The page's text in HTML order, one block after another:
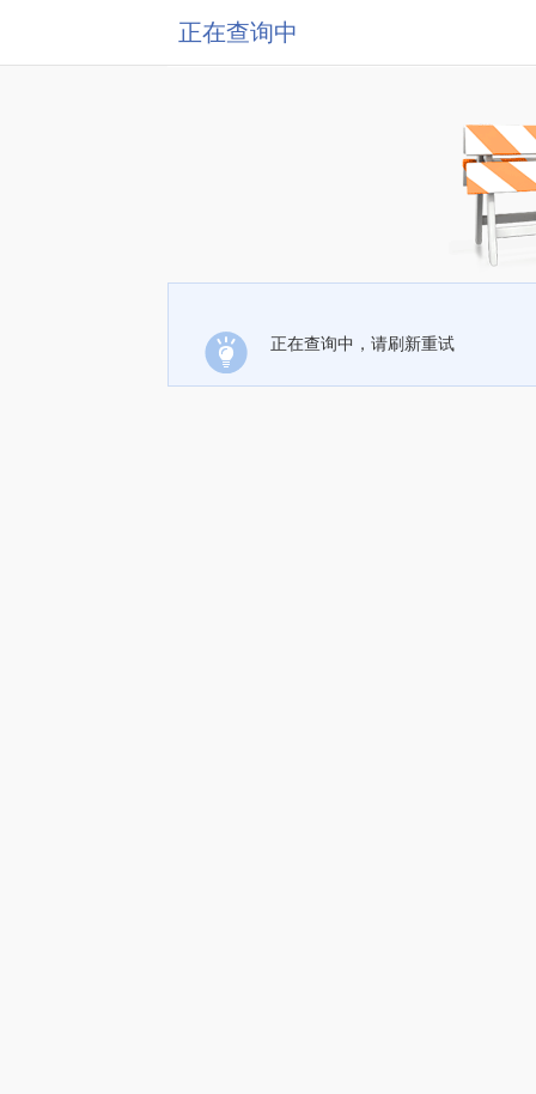
正在查询中
正在查询中，请刷新重试